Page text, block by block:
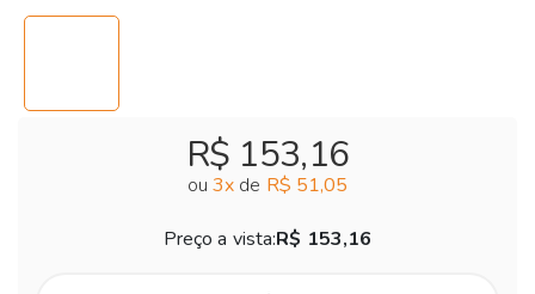
R$ 153,16
ou 3x de R$ 51,05
Preço a vista:R$ 153,16